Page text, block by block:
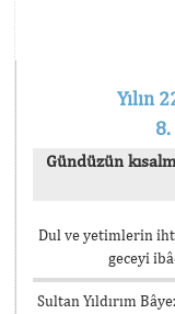
Yılın
Gündüzün
Dul ve yetimlerin
geceyi
Sultan Yıldırım